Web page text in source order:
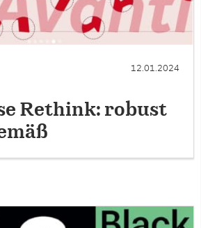
12.01.2024
Rethink: robust